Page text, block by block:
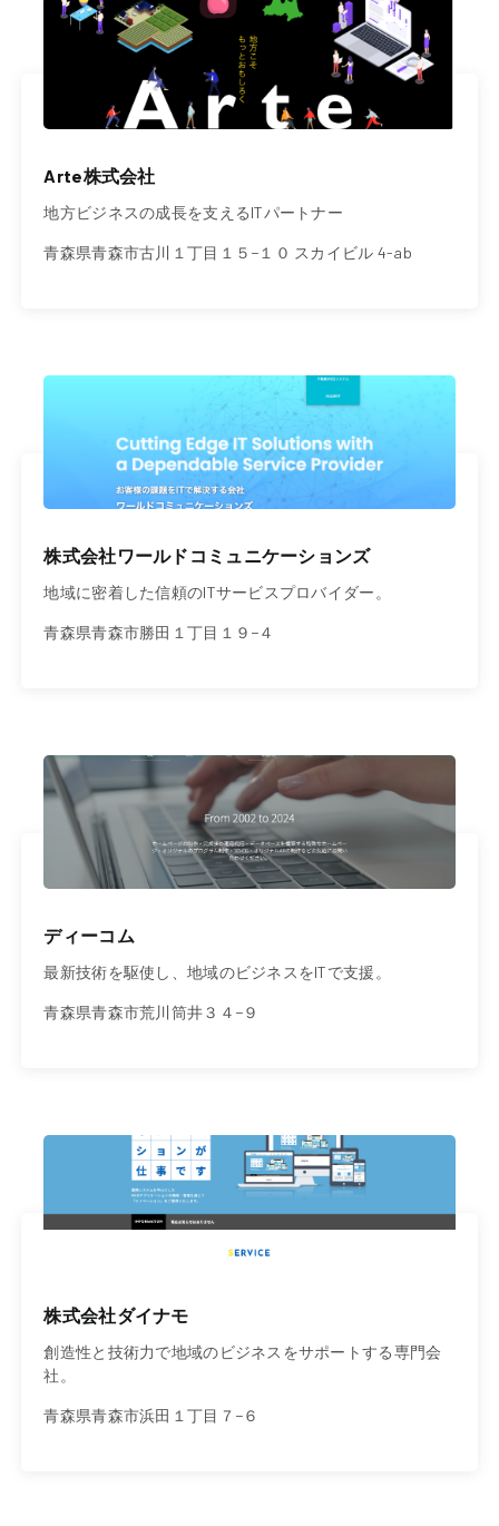
Arte株式会社
地方ビジネスの成長を支えるITパートナー
青森県青森市古川１丁目１５−１０ スカイビル 4-ab
株式会社ワールドコミュニケーションズ
地域に密着した信頼のITサービスプロバイダー。
青森県青森市勝田１丁目１９−４
ディーコム
最新技術を駆使し、地域のビジネスをITで支援。
青森県青森市荒川筒井３４−９
株式会社ダイナモ
創造性と技術力で地域のビジネスをサポートする専門会
社。
青森県青森市浜田１丁目７−６